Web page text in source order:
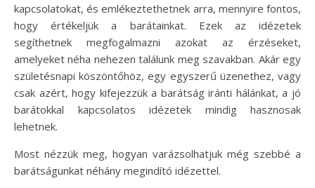
kapcsolatokat, és emlékeztethetnek arra, mennyire fontos,
hogy értékeljük a barátainkat. Ezek az idézetek
segíthetnek megfogalmazni azokat az érzéseket,
amelyeket néha nehezen találunk meg szavakban. Akár egy
születésnapi köszöntőhöz, egy egyszerű üzenethez, vagy
csak azért, hogy kifejezzük a barátság iránti hálánkat, a jó
barátokkal kapcsolatos idézetek mindig hasznosak
lehetnek.
Most nézzük meg, hogyan varázsolhatjuk még szebbé a
barátságunkat néhány megindító idézettel.